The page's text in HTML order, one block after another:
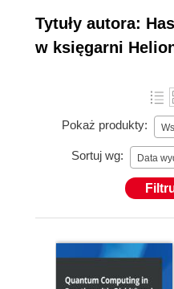
Tytuły autora:
w księgarni
Pokaż produkty:
Sortuj wg: Data